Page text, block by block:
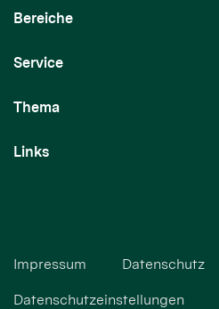
Bereiche
Service
Thema
Links
Impressum Datenschutz
Datenschutzeinstellungen